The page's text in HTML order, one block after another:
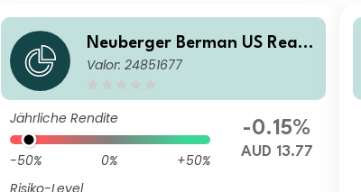
Neuberger Berman US Real
Estate Securities Fund AUD E
Valor: 24851677
Jährliche Rendite
-50% 0%
+50%
Risiko-Level
-0.15%
AUD 13.77